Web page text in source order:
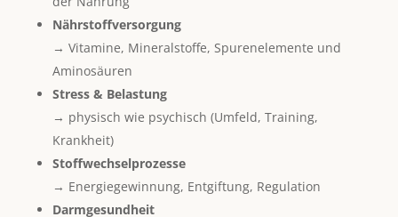
Nährstoffversorgung
→ Vitamine, Mineralstoffe, Spurenelemente und
Aminosäuren
Stress & Belastung
→ physisch wie psychisch (Umfeld, Training,
Krankheit)
Stoffwechselprozesse
→ Energiegewinnung, Entgiftung, Regulation
Darmgesundheit